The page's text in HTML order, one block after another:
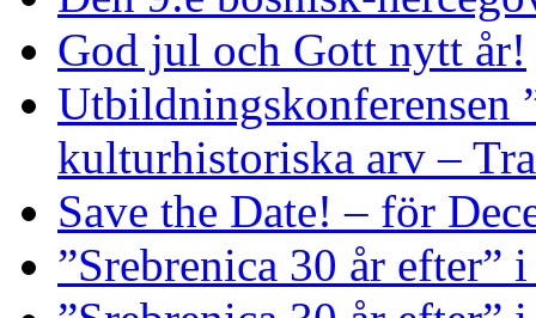
God jul och Gott nytt år!
Utbildningskonferensen
kulturhistoriska arv –
Save the Date! – för
”Srebrenica 30 år efter”